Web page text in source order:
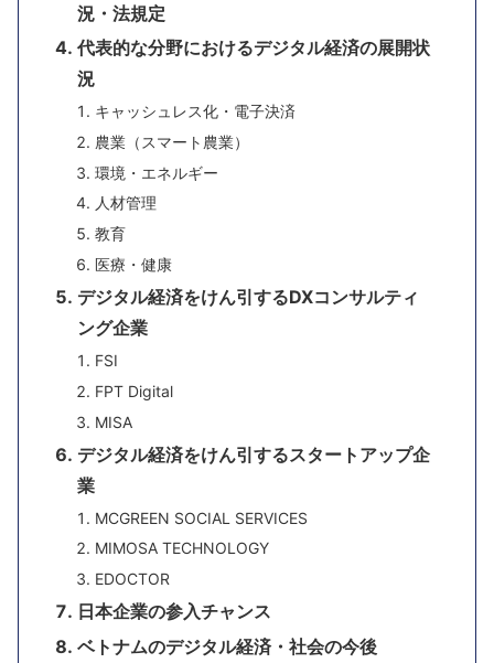
況・法規定
代表的な分野におけるデジタル経済の展開状
況
キャッシュレス化・電子決済
農業（スマート農業）
環境・エネルギー
人材管理
教育
医療・健康
デジタル経済をけん引するDXコンサルティ
ング企業
FSI
FPT Digital
MISA
デジタル経済をけん引するスタートアップ企
業
MCGREEN SOCIAL SERVICES
MIMOSA TECHNOLOGY
EDOCTOR
日本企業の参入チャンス
ベトナムのデジタル経済・社会の今後